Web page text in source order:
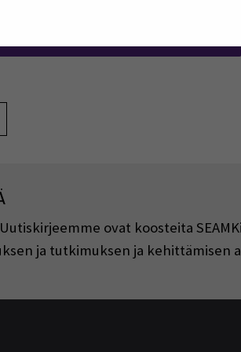
ovat koosteita
ja tutkimuksen ja kehittämisen